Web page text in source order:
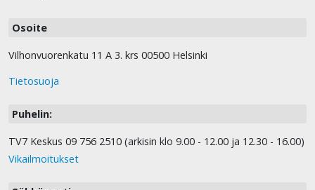
Osoite
Vilhonvuorenkatu 11 A 3. krs 00500 Helsinki
Tietosuoja
Puhelin:
TV7 Keskus 09 756 2510 (arkisin klo 9.00 - 12.00 ja 12.30 - 16.00)
Vikailmoitukset